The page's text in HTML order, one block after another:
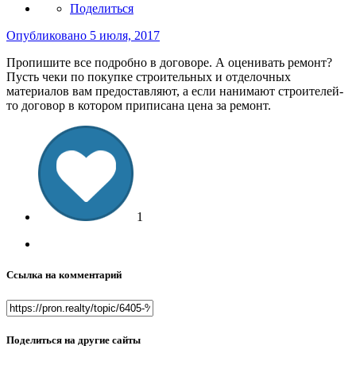
Поделиться
Опубликовано 5 июля, 2017
Пропишите все подробно в договоре. А оценивать ремонт?
Пусть чеки по покупке строительных и отделочных
материалов вам предоставляют, а если нанимают строителей-
то договор в котором приписана цена за ремонт.
1
Ссылка на комментарий
Поделиться на другие сайты